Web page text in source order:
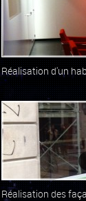
Réalisation d'un
Réalisation des